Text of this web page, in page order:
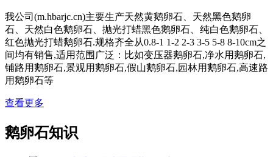
我公司(m.hbarjc.cn)主要生产天然黄鹅卵石、天然黑色鹅卵
石、天然白色鹅卵石、抛光打蜡黑色鹅卵石、纯白色鹅卵石、
红色抛光打蜡鹅卵石.规格齐全从0.8-1 1-2 2-3 3-5 5-8 8-10cm之
间均有销售,适用范围广泛：比如变压器鹅卵石,净水用鹅卵石,
铺路用鹅卵石,景观用鹅卵石,假山鹅卵石,园林用鹅卵石,高速路
用鹅卵石等
查看更多
鹅卵石知识